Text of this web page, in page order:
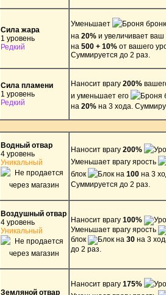
Сила жара
1 уровень
Редкий
Уменьшает брон
на 20% и увеличивает ваш
на 500 + 10% от вашего
Суммируется до 2 раз.
Сила пламени
1 уровень
Редкий
Наносит врагу 200%
и уменьшает его
на 20% на 3 хода.
Водный отвар
4 уровень
Уникальный
Наносит врагу 200%
Уменьшает врагу ярость
блок
на 100 на 3
Суммируется до 2 раз.
Воздушный отвар
4 уровень
Уникальный
Наносит врагу 100%
Уменьшает врагу ярость
блок
на 30 на 3
до 2 раз.
Земляной отвар
Наносит врагу 175%